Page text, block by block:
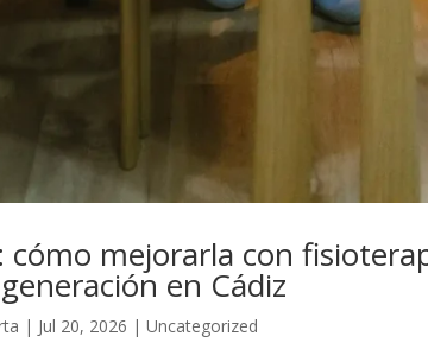
cómo mejorarla con
en Cádiz
| Jul 20, 2026 |Uncategorized